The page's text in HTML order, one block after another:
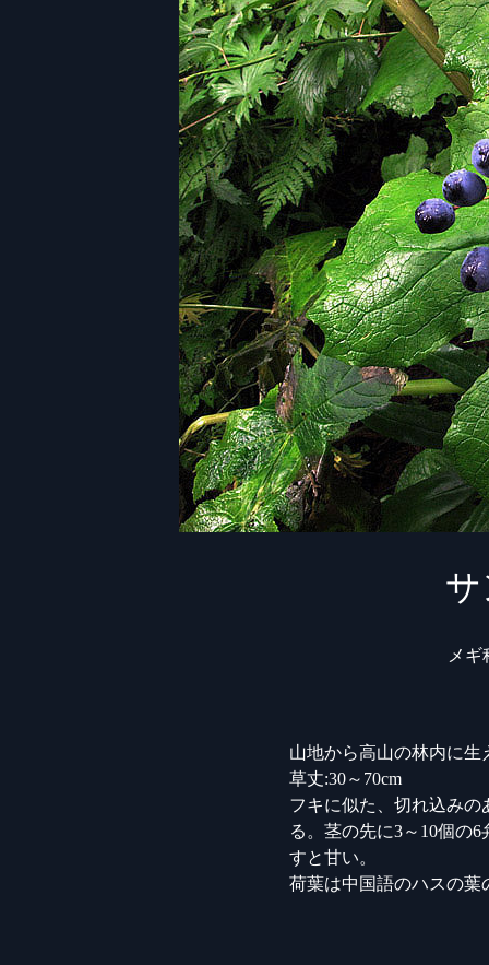
メ
山地から高山の林内に生
草丈:30～70cm
フキに似た、切れ込み
る。茎の先に3～10個の
すと甘い。
荷葉は中国語のハスの葉